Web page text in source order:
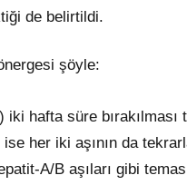
de belirtildi.
şöyle:
hafta süre
her iki aşının da
A/B aşıları gibi